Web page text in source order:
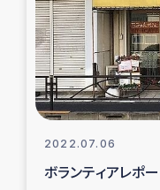
カ
シリア国内
トルコに
インドネシア中部
2022.07.06
ボランティアレポ